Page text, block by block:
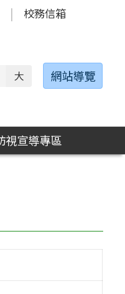
校務信箱
大 網站導覽
視宣導專區